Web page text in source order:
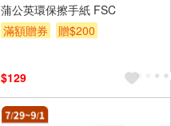
蒲公英環保擦手紙 FSC
滿額贈券
贈$200
$129